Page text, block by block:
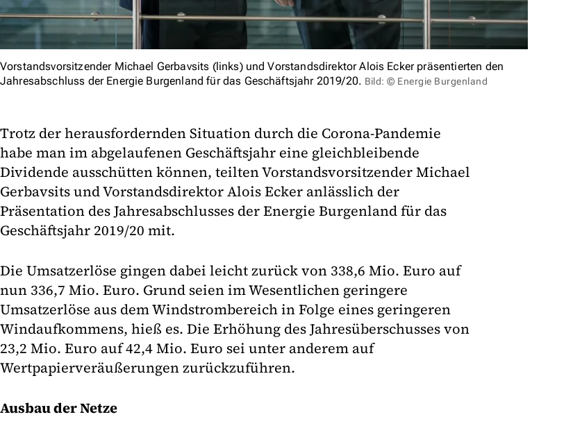
Vorstandsvorsitzender Michael Gerbavsits (links) und Vorstandsdirektor Alois Ecker präsentierten den
Jahresabschluss der Energie Burgenland für das Geschäftsjahr 2019/20. Bild: © Energie Burgenland
Trotz der herausfordernden Situation durch die Corona-Pandemie
habe man im abgelaufenen Geschäftsjahr eine gleichbleibende
Dividende ausschütten können, teilten Vorstandsvorsitzender Michael
Gerbavsits und Vorstandsdirektor Alois Ecker anlässlich der
Präsentation des Jahresabschlusses der Energie Burgenland für das
Geschäftsjahr 2019/20 mit.
Die Umsatzerlöse gingen dabei leicht zurück von 338,6 Mio. Euro auf
nun 336,7 Mio. Euro. Grund seien im Wesentlichen geringere
Umsatzerlöse aus dem Windstrombereich in Folge eines geringeren
Windaufkommens, hieß es. Die Erhöhung des Jahresüberschusses von
23,2 Mio. Euro auf 42,4 Mio. Euro sei unter anderem auf
Wertpapierveräußerungen zurückzuführen.
Ausbau der Netze